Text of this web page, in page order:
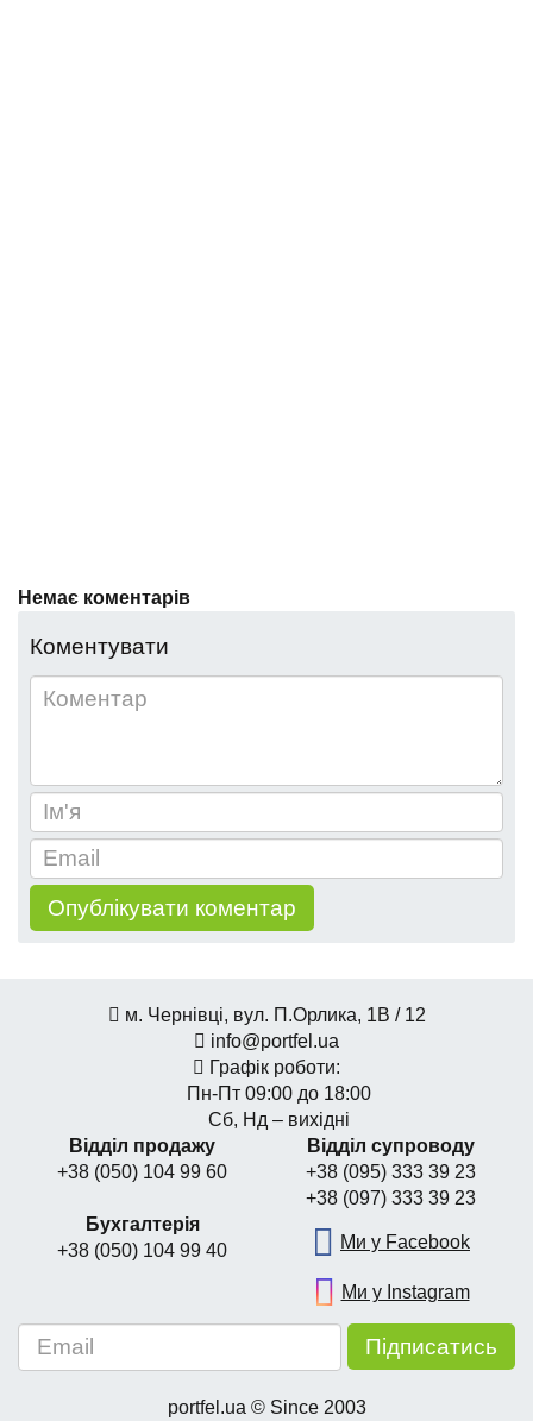
Немає коментарів
Коментувати
м. Чернівці, вул. П.Орлика, 1В / 12
info@portfel.ua
Графік роботи:
Пн-Пт 09:00 до 18:00
Сб, Нд – вихідні
Відділ продажу
+38 (050) 104 99 60
Відділ супроводу
+38 (095) 333 39 23
+38 (097) 333 39 23
Бухгалтерія
+38 (050) 104 99 40
Ми у Facebook
Ми у Instagram
portfel.ua © Since 2003